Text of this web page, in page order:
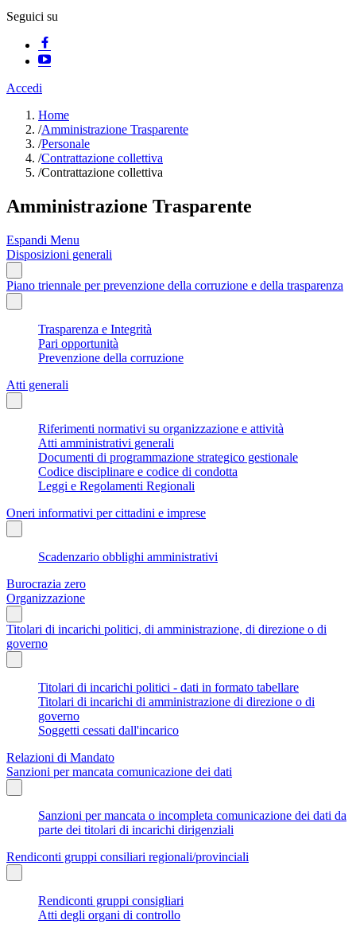
Seguici su
Accedi
Home
/Amministrazione Trasparente
/Personale
/Contrattazione collettiva
/Contrattazione collettiva
Amministrazione Trasparente
Espandi Menu
Disposizioni generali
Piano triennale per prevenzione della corruzione e della trasparenza
Trasparenza e Integrità
Pari opportunità
Prevenzione della corruzione
Atti generali
Riferimenti normativi su organizzazione e attività
Atti amministrativi generali
Documenti di programmazione strategico gestionale
Codice disciplinare e codice di condotta
Leggi e Regolamenti Regionali
Oneri informativi per cittadini e imprese
Scadenzario obblighi amministrativi
Burocrazia zero
Organizzazione
Titolari di incarichi politici, di amministrazione, di direzione o di
governo
Titolari di incarichi politici - dati in formato tabellare
Titolari di incarichi di amministrazione di direzione o di
governo
Soggetti cessati dall'incarico
Relazioni di Mandato
Sanzioni per mancata comunicazione dei dati
Sanzioni per mancata o incompleta comunicazione dei dati da
parte dei titolari di incarichi dirigenziali
Rendiconti gruppi consiliari regionali/provinciali
Rendiconti gruppi consigliari
Atti degli organi di controllo